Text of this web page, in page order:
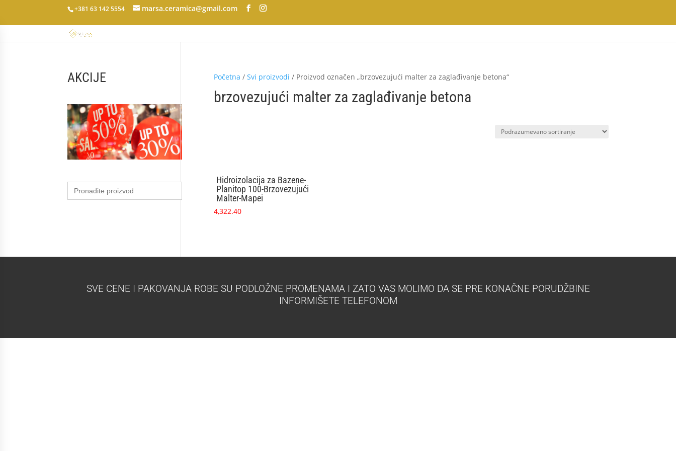
+381 63 142 5554 marsa.ceramica@gmail.com
Početna / Svi proizvodi / Proizvod označen „brzovezujući malter za zaglađivanje betona“
brzovezujući malter za zaglađivanje betona
Hidroizolacija za Bazene-
Planitop 100-Brzovezujući
Malter-Mapei
4,322.40
AKCIJE
Search
for:
SVE CENE I PAKOVANJA ROBE SU PODLOŽNE PROMENAMA I ZATO VAS MOLIMO DA SE PRE KONAČNE PORUDŽBINE
INFORMIŠETE TELEFONOM